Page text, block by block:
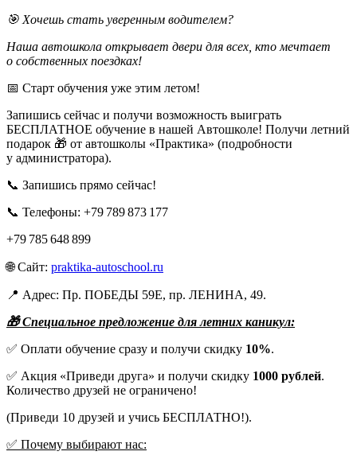
🎯 Хочешь стать уверенным водителем?
Наша автошкола открывает двери для всех, кто мечтает
о собственных поездках!
📅 Старт обучения уже этим летом!
Запишись сейчас и получи возможность выиграть
БЕСПЛАТНОЕ обучение в нашей Автошколе! Получи летний
подарок 🎁 от автошколы «Практика» (подробности
у администратора).
📞 Запишись прямо сейчас!
📞 Телефоны: +79 789 873 177
+79 785 648 899
🌐 Сайт: praktika-autoschool.ru
📍 Адрес: Пр. ПОБЕДЫ 59Е, пр. ЛЕНИНА, 49.
🎁Специальное предложение для летних каникул:
✅ Оплати обучение сразу и получи скидку 10%.
✅ Акция «Приведи друга» и получи скидку 1000 рублей.
Количество друзей не ограничено!
(Приведи 10 друзей и учись БЕСПЛАТНО!).
✅ Почему выбирают нас: